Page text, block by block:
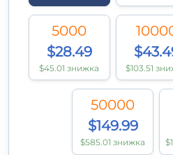
5000
$28.49
$45.01 знижка $103.51
50000
$149.99
$585.01 знижка